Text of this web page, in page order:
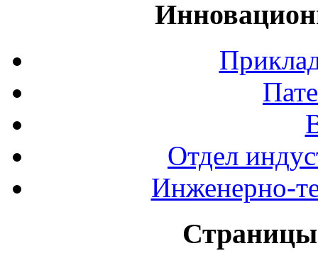
Отдел
Инженерно-
Страницы